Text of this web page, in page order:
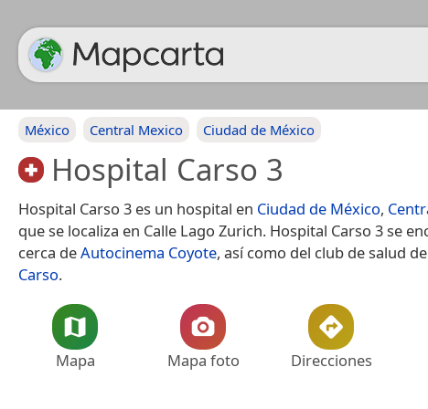
México Central Mexico Ciudad de México
Hospital Carso 3
Hospital Carso 3 es un hospital en Ciudad de México,
que se localiza en Calle Lago Zurich. Hospital Carso 3 se
cerca deAutocinema Coyote, así como del club de salud de
Carso.
Mapa Mapa foto Direcciones